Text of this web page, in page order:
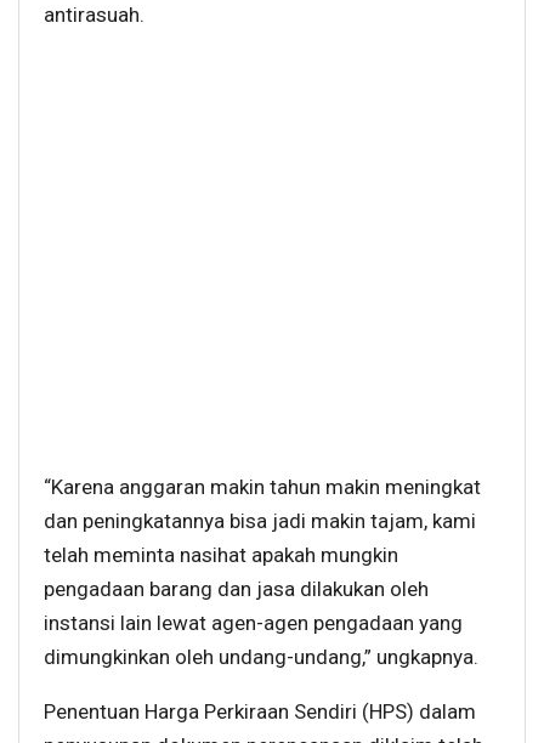
antirasuah.
“Karena anggaran makin tahun makin meningkat
dan peningkatannya bisa jadi makin tajam, kami
telah meminta nasihat apakah mungkin
pengadaan barang dan jasa dilakukan oleh
instansi lain lewat agen-agen pengadaan yang
dimungkinkan oleh undang-undang,” ungkapnya.
Penentuan Harga Perkiraan Sendiri (HPS) dalam